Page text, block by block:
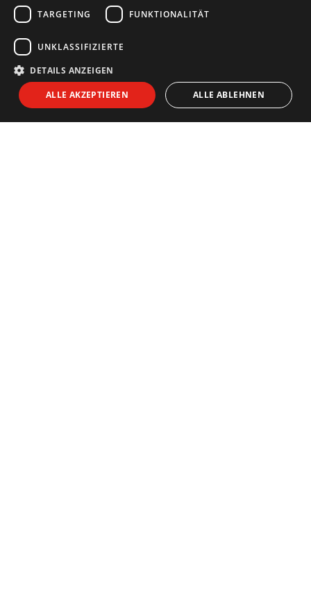
NEWSLETTER
Newsletter abonnieren:
TARGETING FUNKTIONALITÄT
UNKLASSIFIZIERTE
DETAILS ANZEIGEN
ALLE AKZEPTIEREN ALLE ABLEHNEN